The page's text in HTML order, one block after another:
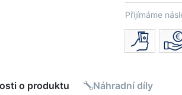
Přijímáme
o produktu Náhradní díly